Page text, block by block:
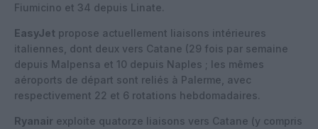
Fiumicino et 34 depuis Linate.
EasyJet propose actuellement liaisons intérieures
italiennes, dont deux vers Catane (29 fois par semaine
depuis Malpensa et 10 depuis Naples ; les mêmes
aéroports de départ sont reliés à Palerme, avec
respectivement 22 et 6 rotations hebdomadaires.
Ryanair exploite quatorze liaisons vers Catane (y compris